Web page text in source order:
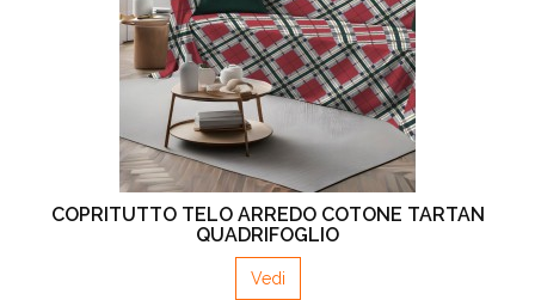
COPRITUTTO TELO ARREDO COTONE TARTAN
QUADRIFOGLIO
Vedi